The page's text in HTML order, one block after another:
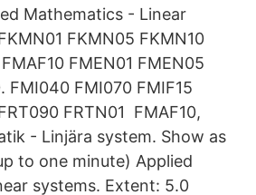
Mathematics - Linear
FKMN05 FKMN10
FMEN01 FMEN05
FMI040 FMI070 FMIF15
FRTN01 FMAF10,
- Linjära system. Show as
to one minute) Applied
systems. Extent: 5.0